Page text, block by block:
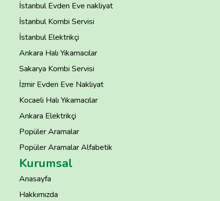
İstanbul Evden Eve nakliyat
İstanbul Kombi Servisi
İstanbul Elektrikçi
Ankara Halı Yıkamacılar
Sakarya Kombi Servisi
İzmir Evden Eve Nakliyat
Kocaeli Halı Yıkamacılar
Ankara Elektrikçi
Popüler Aramalar
Popüler Aramalar Alfabetik
Kurumsal
Anasayfa
Hakkımızda